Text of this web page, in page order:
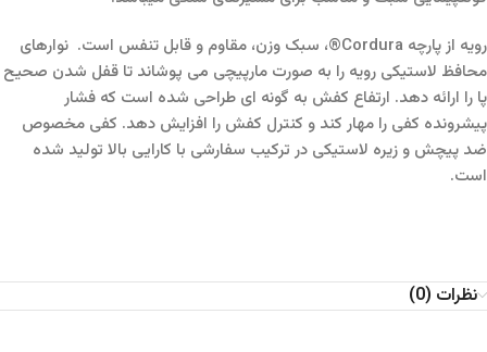
رویه از پارچه Cordura®، سبک وزن، مقاوم و قابل تنفس است. نوارهای
محافظ لاستیکی رویه را به صورت مارپیچی می پوشاند تا قفل شدن صحیح
پا را ارائه دهد. ارتفاع کفش به گونه ای طراحی شده است که فشار
پیشرونده کفی را مهار کند و کنترل کفش را افزایش دهد. کفی مخصوص
ضد پیچش و زیره لاستیکی در ترکیب سفارشی با کارایی بالا تولید شده
است.
نظرات (0)